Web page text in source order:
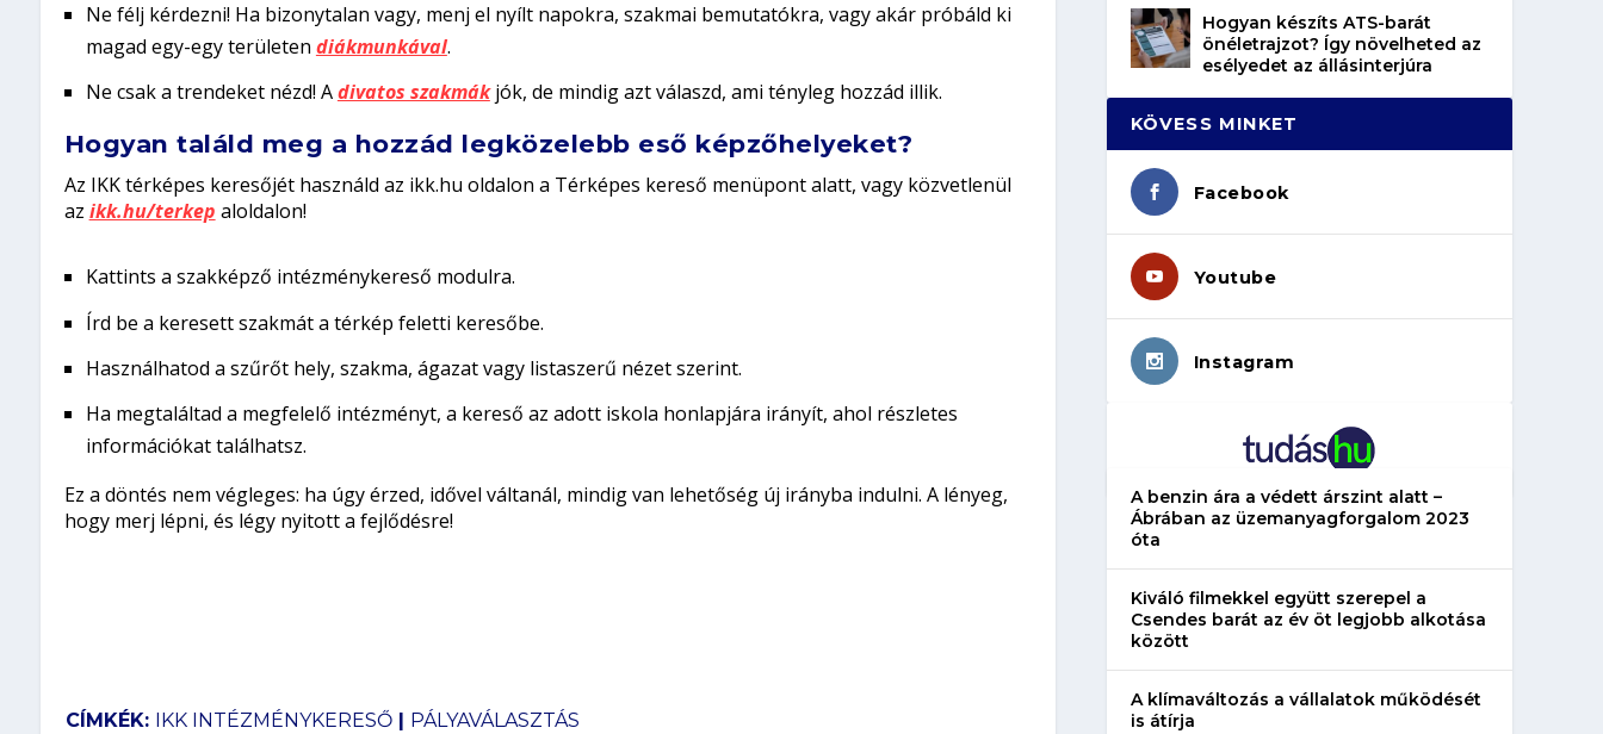
Ne félj kérdezni! Ha bizonytalan vagy, menj el nyílt napokra, szakmai bemutatókra, vagy akár próbáld ki
magad egy-egy területen diákmunkával.
Ne csak a trendeket nézd! Adivatos szakmákjók, de mindig azt válaszd, ami tényleg hozzád illik.
Hogyan találd meg a hozzád legközelebb eső képzőhelyeket?
Az IKK térképes keresőjéthasználd az ikk.hu oldalon a Térképes kereső menüpont alatt, vagy közvetlenül
az ikk.hu/terkep aloldalon!
Kattints a szakképző intézménykereső modulra.
Írd be a keresett szakmát a térkép feletti keresőbe.
Használhatod a szűrőt hely, szakma, ágazat vagy listaszerű nézet szerint.
Ha megtaláltad a megfelelő intézményt, a kereső az adott iskola honlapjára irányít, ahol részletes
információkat találhatsz.
Ez a döntés nem végleges: ha úgy érzed, idővel váltanál, mindig van lehetőség új irányba indulni. A lényeg,
hogy merj lépni, és légy nyitott a fejlődésre!
CÍMKÉK: IKK INTÉZMÉNYKERESŐ| PÁLYAVÁLASZTÁS
Hogyan készíts ATS-barát
önéletrajzot? Így növelheted az
esélyedet az állásinterjúra
KÖVESS MINKET
Facebook
Youtube
Instagram
A benzin ára a védett árszint alatt –
Ábrában az üzemanyagforgalom 2023
óta
Kiváló filmekkel együtt szerepel a
Csendes barát az év öt legjobb alkotása
között
A klímaváltozás a vállalatok működését
is átírja